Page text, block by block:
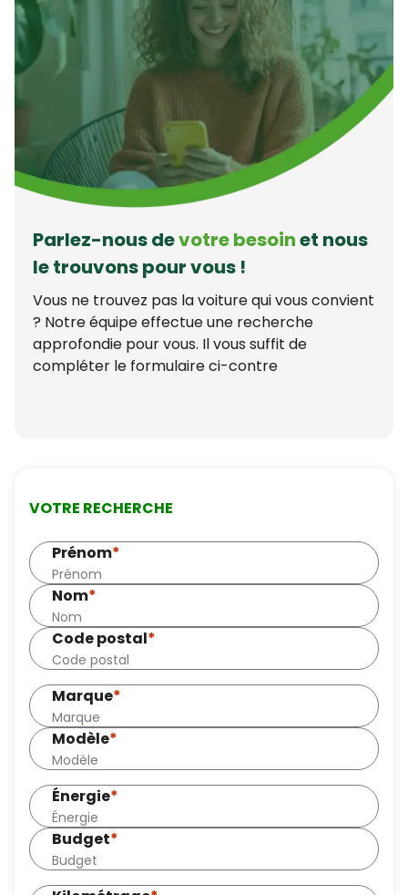
Parlez-nous devotre besoinet nous
le trouvons pour vous !
Vous ne trouvez pas la voiture qui vous convient
? Notre équipe effectue une recherche
approfondie pour vous. Il vous suffit de
compléter le formulaire ci-contre
VOTRE RECHERCHE
Prénom*
Nom*
Code postal*
Marque*
Modèle*
Énergie*
Budget*